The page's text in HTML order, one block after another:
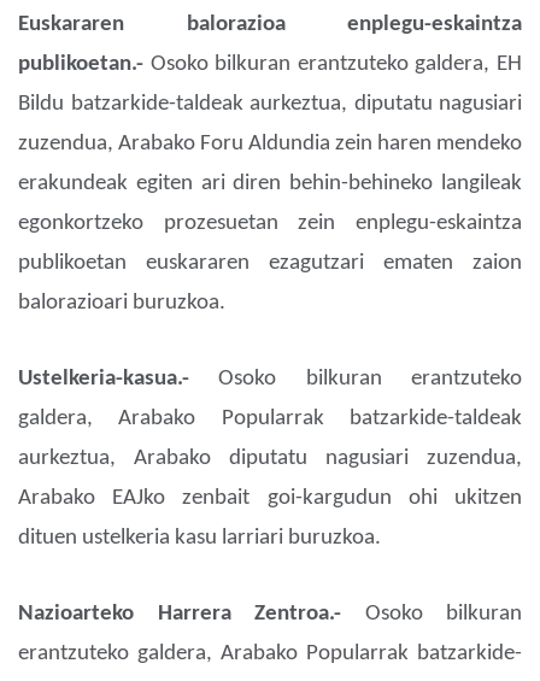
Euskararen balorazioa enplegu-eskaintza
publikoetan.- Osoko bilkuran erantzuteko galdera, EH
Bildu batzarkide-taldeak aurkeztua, diputatu nagusiari
zuzendua, Arabako Foru Aldundia zein haren mendeko
erakundeak egiten ari diren behin-behineko langileak
egonkortzeko prozesuetan zein enplegu-eskaintza
publikoetan euskararen ezagutzari ematen zaion
balorazioari buruzkoa.
Ustelkeria-kasua.-
Osoko bilkuran erantzuteko
galdera, Arabako Popularrak batzarkide-taldeak
aurkeztua, Arabako diputatu nagusiari zuzendua,
Arabako EAJko zenbait goi-kargudun ohi ukitzen
dituen ustelkeria kasu larriari buruzkoa.
Nazioarteko Harrera Zentroa.-
Osoko bilkuran
erantzuteko galdera, Arabako Popularrak batzarkide-